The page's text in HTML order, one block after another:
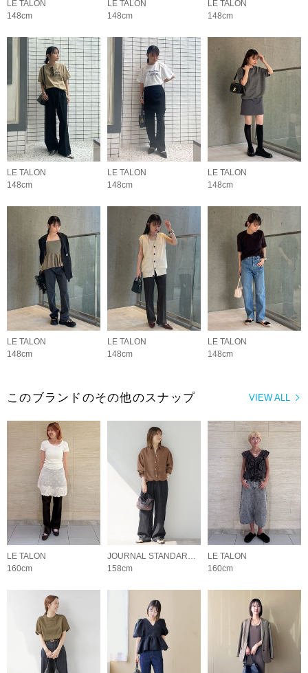
LE TALON
148cm
LE TALON
148cm
LE TALON
148cm
LE TALON
148cm
LE TALON
148cm
LE TALON
148cm
LE TALON
148cm
LE TALON
148cm
LE TALON
148cm
VIEW ALL
このブランドのその他のスナップ
LE TALON
160cm
JOURNAL STANDARD relume LADYS
158cm
LE TALON
160cm